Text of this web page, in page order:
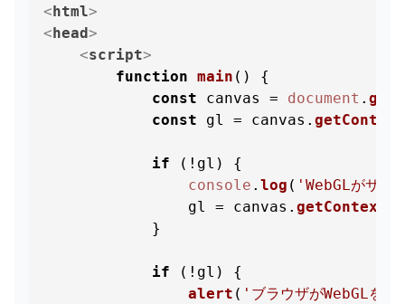
< html>
< head>
<script>
function main ( ) {
const canvas = document .
const gl = canvas. getContext
if (!gl) {
console . log ( 'WebGLがサ
                gl = canvas.
getContext
            }
if (!gl) {
alert ( 'ブラウザがWebGLを